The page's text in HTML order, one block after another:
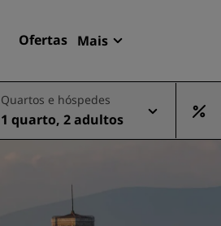
Ofertas Mais
Radisson Rewards
Minhas reservas
Encontre seu hotel
Apartamentos com serviços
Quartos e hóspedes
1 quarto, 2 adultos